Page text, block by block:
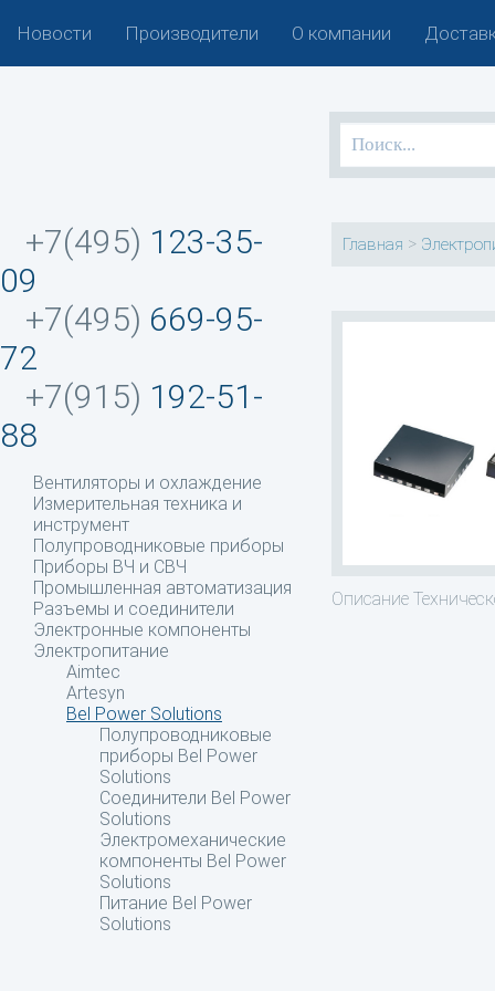
Новости Производители О компании
+7(495) 123-35-
09
+7(495) 669-95-
72
+7(915) 192-51-
88
Вентиляторы и охлаждение
Измерительная техника и
инструмент
Полупроводниковые приборы
Приборы ВЧ и СВЧ
Промышленная автоматизация
Разъемы и соединители
Электронные компоненты
Электропитание
Aimtec
Artesyn
Bel Power Solutions
Полупроводниковые
приборы Bel Power
Solutions
Соединители Bel Power
Solutions
Электромеханические
компоненты Bel Power
Solutions
Питание Bel Power
Solutions
Главная >
Описание